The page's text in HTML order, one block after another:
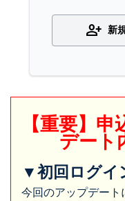
person_add 新
【重要】
デート
▼初回ログイ
今回のアップデー